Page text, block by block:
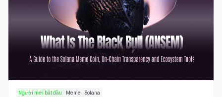
Người mới bắt đầu Meme Solana